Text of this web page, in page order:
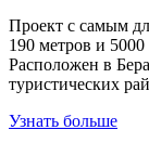
Проект с самым
190 метров и
Расположен в
туристических
Узнать больше